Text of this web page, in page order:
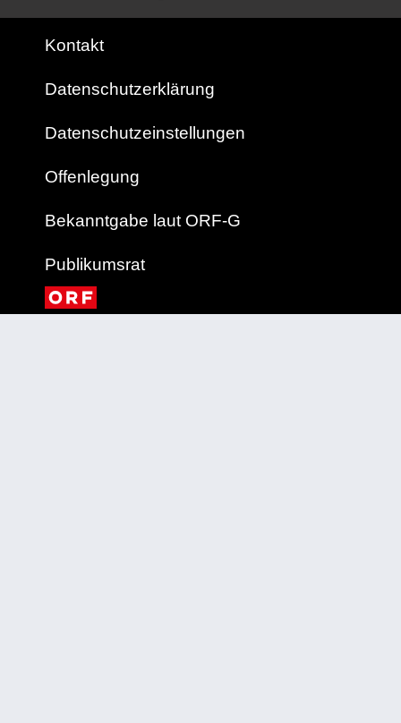
Kontakt
Datenschutzerklärung
Datenschutzeinstellungen
Offenlegung
Bekanntgabe laut ORF-G
Publikumsrat